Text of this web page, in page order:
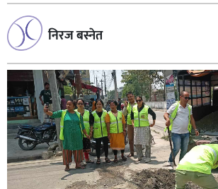
निरज बस्नेत